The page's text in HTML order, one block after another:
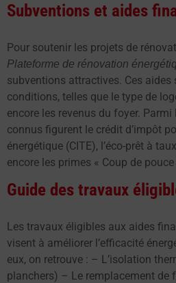
Subventions et aides
Pour soutenir les projets de
Plateforme de rénovation
subventions attractives. Ces
conditions, telles que le type de
encore les revenus du foyer.
connus figurent le crédit d’impôt
énergétique (CITE), l’éco-prêt à
encore les primes « Coup de
Guide des travaux
Les travaux éligibles aux aides
visent à améliorer l’efficacité
eux, on retrouve : – L’isolation
planchers) – Le remplacement de